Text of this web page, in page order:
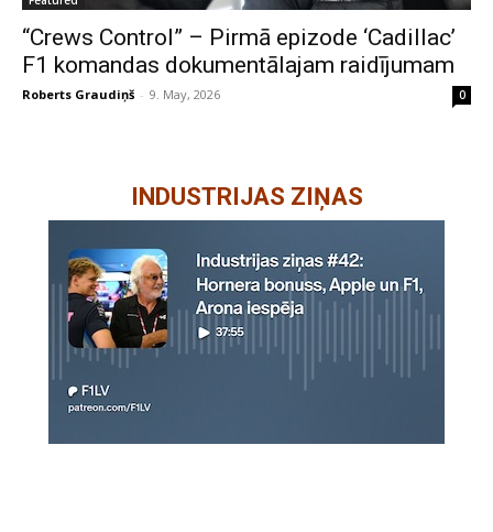
“Crews Control” – Pirmā epizode ‘Cadillac’
F1 komandas dokumentālajam raidījumam
Roberts Graudiņš - 9. May, 2026 0
INDUSTRIJAS ZIŅAS